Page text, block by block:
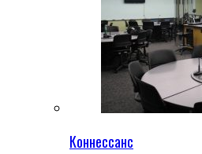
Коннессанс